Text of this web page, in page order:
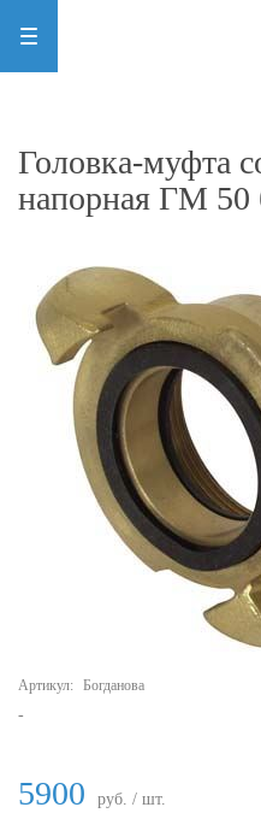
Головка-муфта
напорная ГМ 50
Артикул: Богданова
-
5900 руб. / шт.